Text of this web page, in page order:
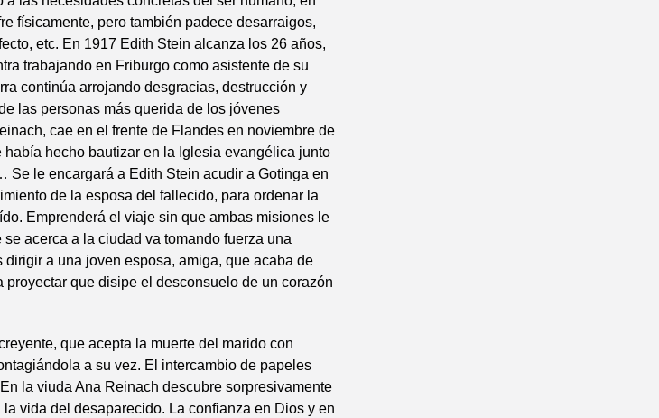
físicamente, pero también padece desarraigos,
etc. En 1917 Edith Stein alcanza los 26 años,
trabajando en Friburgo como asistente de su
continúa arrojando desgracias, destrucción y
las personas más querida de los jóvenes
cae en el frente de Flandes en noviembre de
hecho bautizar en la Iglesia evangélica junto
le encargará a Edith Stein acudir a Gotinga en
de la esposa del fallecido, para ordenar la
Emprenderá el viaje sin que ambas misiones le
acerca a la ciudad va tomando fuerza una
a una joven esposa, amiga, que acaba de
que disipe el desconsuelo de un corazón
que acepta la muerte del marido con
a su vez. El intercambio de papeles
la viuda Ana Reinach descubre sorpresivamente
vida del desaparecido. La confianza en Dios y en